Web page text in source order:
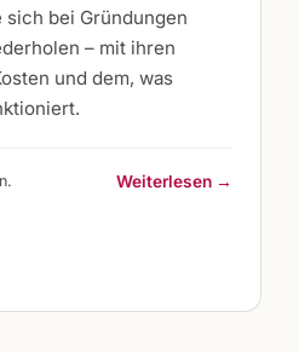
sich bei Gründungen
– mit ihren
und dem, was
Weiterlesen →